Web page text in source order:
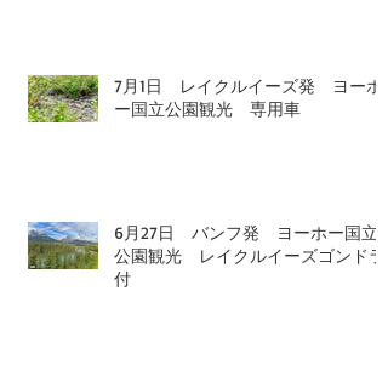
7月1日 レイクルイーズ発 ヨーホ
ー国立公園観光 専用車
6月27日 バンフ発 ヨーホー国立
公園観光 レイクルイーズゴンドラ
付